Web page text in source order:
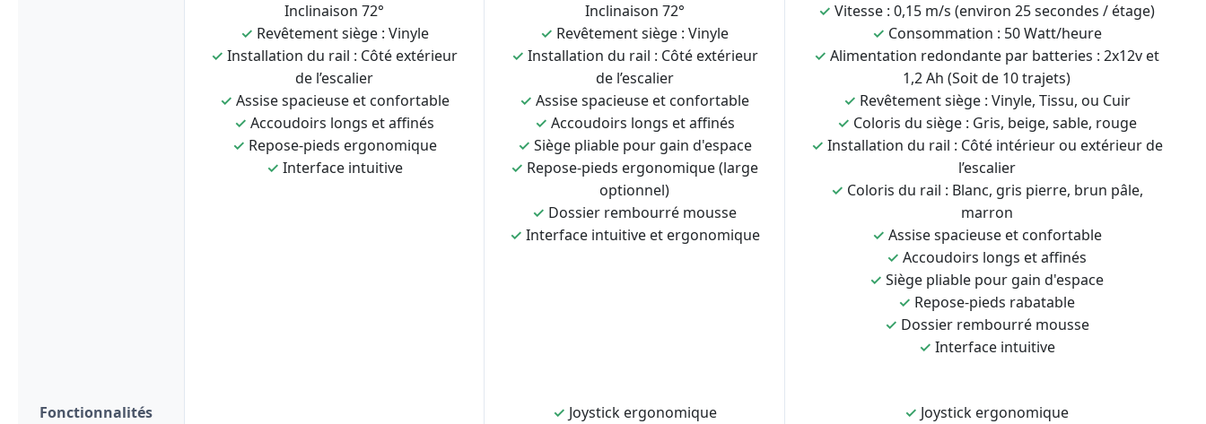
Inclinaison 72°
✓ Revêtement siège : Vinyle
✓ Installation du rail : Côté extérieur
de l’escalier
✓ Assise spacieuse et confortable
✓ Accoudoirs longs et affinés
✓ Repose-pieds ergonomique
✓ Interface intuitive
Inclinaison 72°
✓ Revêtement siège : Vinyle
✓ Installation du rail : Côté extérieur
de l’escalier
✓ Assise spacieuse et confortable
✓ Accoudoirs longs et affinés
✓ Siège pliable pour gain d'espace
✓ Repose-pieds ergonomique (large
optionnel)
✓ Dossier rembourré mousse
✓ Interface intuitive et ergonomique
✓ Vitesse : 0,15 m/s (environ 25 secondes / étage)
✓ Consommation : 50 Watt/heure
✓ Alimentation redondante par batteries : 2x12v et
1,2 Ah (Soit de 10 trajets)
✓ Revêtement siège : Vinyle, Tissu, ou Cuir
✓ Coloris du siège : Gris, beige, sable, rouge
✓ Installation du rail : Côté intérieur ou extérieur de
l’escalier
✓ Coloris du rail : Blanc, gris pierre, brun pâle,
marron
✓ Assise spacieuse et confortable
✓ Accoudoirs longs et affinés
✓ Siège pliable pour gain d'espace
✓ Repose-pieds rabatable
✓ Dossier rembourré mousse
✓ Interface intuitive
Fonctionnalités
✓ Joystick ergonomique
✓ Joystick ergonomique